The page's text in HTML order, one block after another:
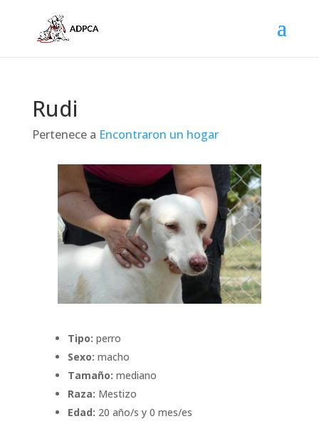
Rudi
Pertenece a Encontraron un hogar
Tipo: perro
Sexo: macho
Tamaño: mediano
Raza: Mestizo
Edad: 20 año/s y 0 mes/es